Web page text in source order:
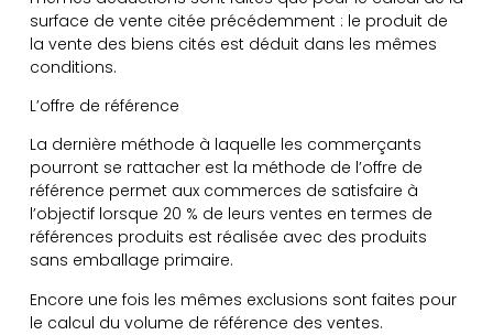
surface de vente citée précédemment : le produit de
la vente des biens cités est déduit dans les mêmes
conditions.
L’offre de référence
La dernière méthode à laquelle les commerçants
pourront se rattacher est la méthode de l’offre de
référence permet aux commerces de satisfaire à
l’objectif lorsque 20 % de leurs ventes en termes de
références produits est réalisée avec des produits
sans emballage primaire.
Encore une fois les mêmes exclusions sont faites pour
le calcul du volume de référence des ventes.